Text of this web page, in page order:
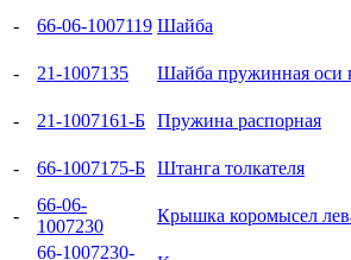
-
66-06-1007119 Шайба
-
21-1007135 Шайба пружинная оси
-
21-1007161-Б Пружина распорная
-
66-1007175-Б Штанга толкателя
-
66-06-
1007230
Крышка коромысел
66-1007230-